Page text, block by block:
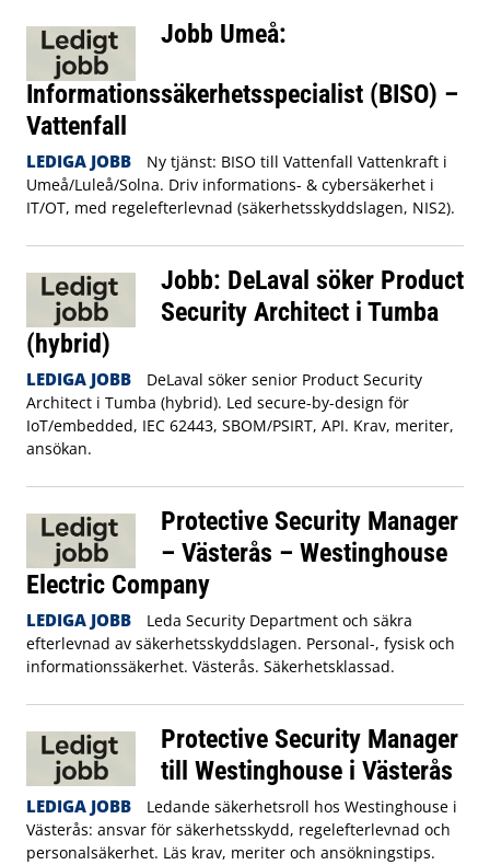
Jobb Umeå:
Informationssäkerhetsspecialist (BISO) –
Vattenfall
LEDIGA JOBB
Ny tjänst: BISO till Vattenfall Vattenkraft i
Umeå/Luleå/Solna. Driv informations- & cybersäkerhet i
IT/OT, med regelefterlevnad (säkerhetsskyddslagen, NIS2).
Jobb: DeLaval söker Product
Security Architect i Tumba
(hybrid)
LEDIGA JOBB
DeLaval söker senior Product Security
Architect i Tumba (hybrid). Led secure-by-design för
IoT/embedded, IEC 62443, SBOM/PSIRT, API. Krav, meriter,
ansökan.
Protective Security Manager
– Västerås – Westinghouse
Electric Company
LEDIGA JOBB
Leda Security Department och säkra
efterlevnad av säkerhetsskyddslagen. Personal-, fysisk och
informationssäkerhet. Västerås. Säkerhetsklassad.
Protective Security Manager
till Westinghouse i Västerås
LEDIGA JOBB
Ledande säkerhetsroll hos Westinghouse i
Västerås: ansvar för säkerhetsskydd, regelefterlevnad och
personalsäkerhet. Läs krav, meriter och ansökningstips.